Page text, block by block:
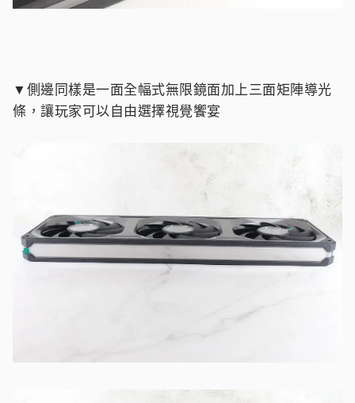
▼側邊同樣是一面全幅式無限鏡面加上三面矩陣導光
條，讓玩家可以自由選擇視覺饗宴